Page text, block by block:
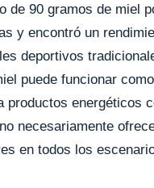
de 90 gramos de miel
y encontró un
deportivos
puede funcionar
productos energéticos
necesariamente
en todos los